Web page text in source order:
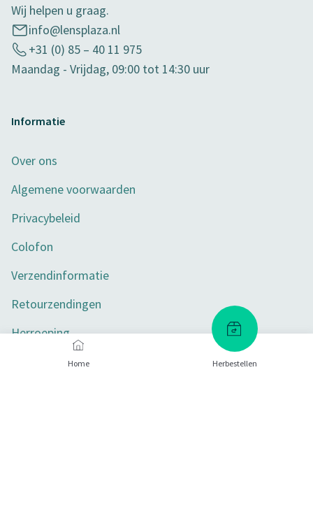
Home Herbestellen
Wij helpen u graag.
info@lensplaza.nl
+31 (0) 85 – 40 11 975
Maandag - Vrijdag, 09:00 tot 14:30 uur
Informatie
Over ons
Algemene voorwaarden
Privacybeleid
Colofon
Verzendinformatie
Retourzendingen
Herroeping
Toegankelijkheid